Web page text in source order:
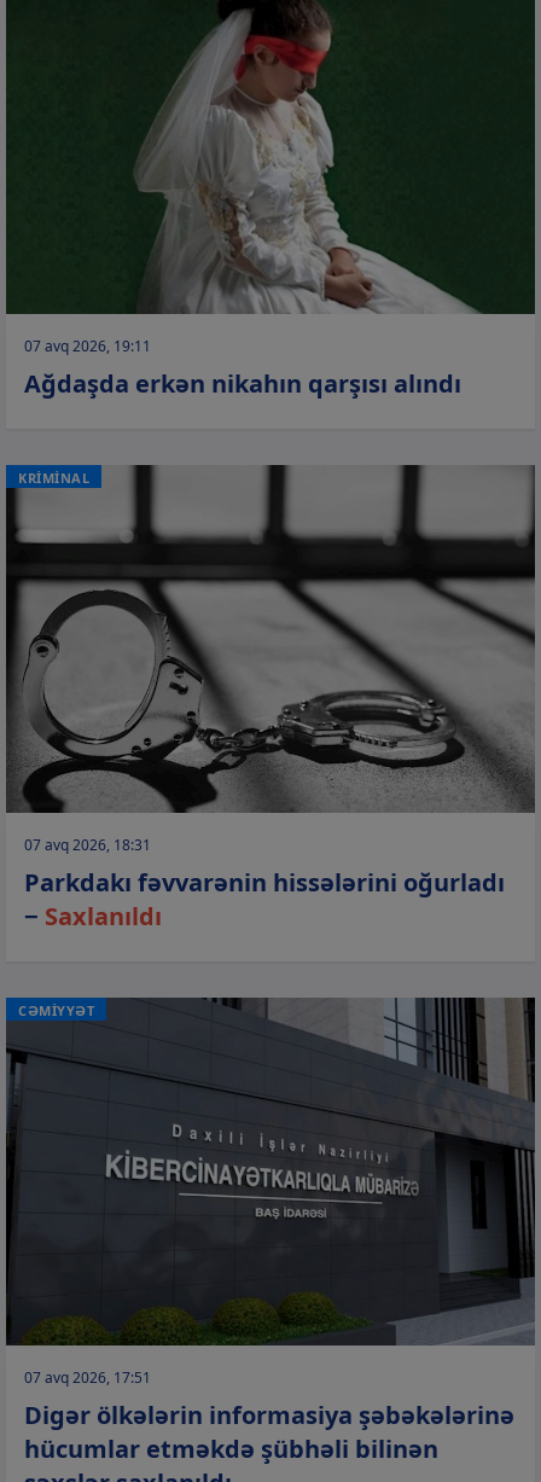
07 avq 2026, 19:11
Ağdaşda erkən nikahın qarşısı alındı
KRİMİNAL
07 avq 2026, 18:31
Parkdakı fəvvarənin hissələrini oğurladı
− Saxlanıldı
CƏMİYYƏT
07 avq 2026, 17:51
Digər ölkələrin informasiya şəbəkələrinə
hücumlar etməkdə şübhəli bilinən